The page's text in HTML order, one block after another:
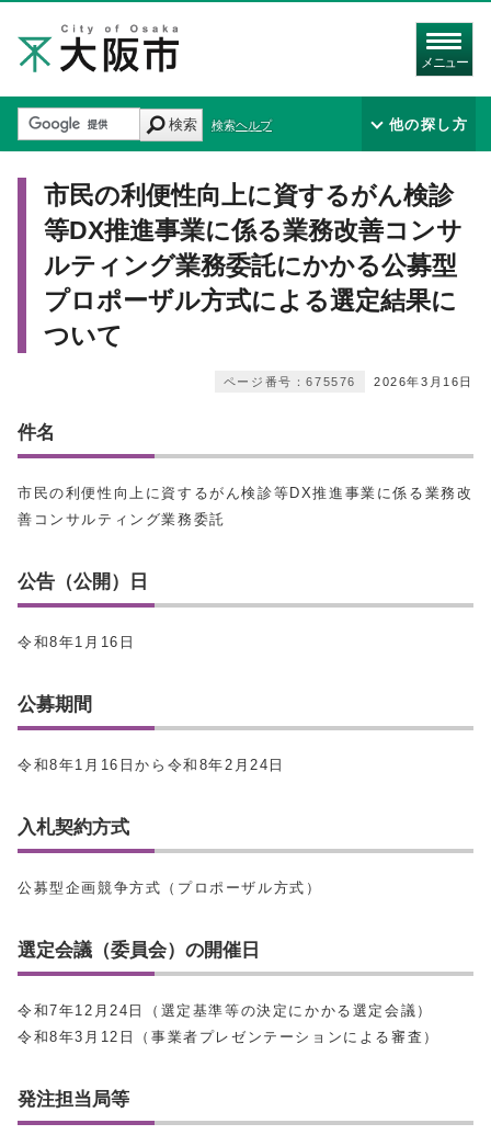
メニュー
検索 検索ヘルプ 他の探し方
市民の利便性向上に資するがん検診
等DX推進事業に係る業務改善コンサ
ルティング業務委託にかかる公募型
プロポーザル方式による選定結果に
ついて
2026年3月16日
ページ番号：675576
件名
市民の利便性向上に資するがん検診等DX推進事業に係る業務改
善コンサルティング業務委託
公告（公開）日
令和8年1月16日
公募期間
令和8年1月16日から令和8年2月24日
入札契約方式
公募型企画競争方式（プロポーザル方式）
選定会議（委員会）の開催日
令和7年12月24日（選定基準等の決定にかかる選定会議）
令和8年3月12日（事業者プレゼンテーションによる審査）
発注担当局等